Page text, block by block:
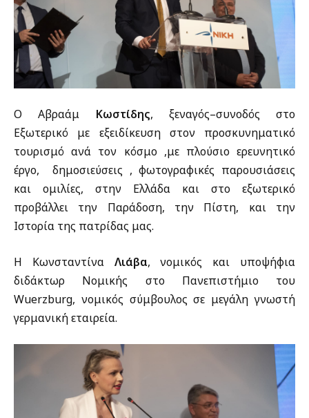
Ο Αβραάμ Κωστίδης, ξεναγός–συνοδός στο
Εξωτερικό με εξειδίκευση στον προσκυνηματικό
τουρισμό ανά τον κόσμο ,με πλούσιο ερευνητικό
έργο, δημοσιεύσεις , φωτογραφικές παρουσιάσεις
και ομιλίες, στην Ελλάδα και στο εξωτερικό
προβάλλει την Παράδοση, την Πίστη, και την
Ιστορία της πατρίδας μας.
Η ΚωνσταντίναΛιάβα, νομικός και υποψήφια
διδάκτωρ Νομικής στο Πανεπιστήμιο του
Wuerzburg, νομικός σύμβουλος σε μεγάλη γνωστή
γερμανική εταιρεία.